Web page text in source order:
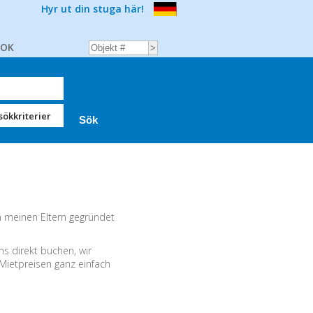
Hyr ut din stuga här!
meinen Eltern gegründet
direkt buchen, wir
ganz einfach